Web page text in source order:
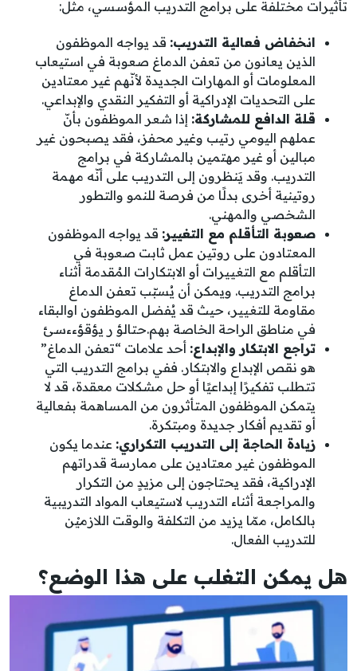
تأثيرات مختلفة على برامج التدريب المؤسسي، مثل:
انخفاض فعالية التدريب: قد يواجه الموظفون
الذين يعانون من تعفن الدماغ صعوبة في استيعاب
المعلومات أو المهارات الجديدة لأنّهم غير معتادين
على التحديات الإدراكية أو التفكير النقدي والإبداعي.
قلة الدافع للمشاركة: إذا شعر الموظفون بأنّ
عملهم اليومي رتيب وغير محفز، فقد يصبحون غير
مبالين أو غير مهتمين بالمشاركة في برامج
التدريب. وقد يَنظرون إلى التدريب على أنّه مهمة
روتينية أخرى بدلًا من فرصة للنمو والتطور
الشخصي والمهني.
صعوبة التأقلم مع التغيير: قد يواجه الموظفون
المعتادون على روتين عمل ثابت صعوبة في
التأقلم مع التغييرات أو الابتكارات المُقدمة أثناء
برامج التدريب. ويمكن أن يُسبّب تعفن الدماغ
مقاومة للتغيير، حيث قد يُفضل الموظفون اوالبقاء
في مناطق الراحة الخاصة بهم.حتالؤ ر يؤقؤءءسئ
تراجع الابتكار والإبداع: أحد علامات “تعفن الدماغ”
هو نقص الإبداع والابتكار. ففي برامج التدريب التي
تتطلب تفكيرًا إبداعيًا أو حل مشكلات معقدة، قد لا
يتمكن الموظفون المتأثرون من المساهمة بفعالية
أو تقديم أفكار جديدة ومبتكرة.
زيادة الحاجة إلى التدريب التكراري: عندما يكون
الموظفون غير معتادين على ممارسة قدراتهم
الإدراكية، فقد يحتاجون إلى مزيدٍ من التكرار
والمراجعة أثناء التدريب لاستيعاب المواد التدريبية
بالكامل، ممّا يزيد من التكلفة والوقت اللازميْن
للتدريب الفعال.
هل يمكن التغلب على هذا الوضع؟